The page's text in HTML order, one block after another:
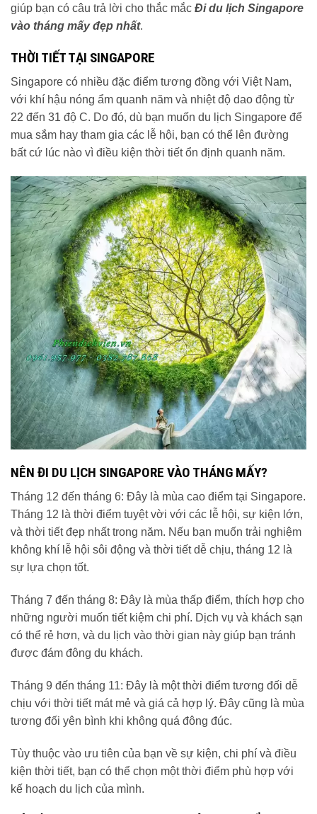
giúp bạn có câu trả lời cho thắc mắc Đi du lịch Singapore
vào tháng mấy đẹp nhất.
THỜI TIẾT TẠI SINGAPORE
Singapore có nhiều đặc điểm tương đồng với Việt Nam,
với khí hậu nóng ẩm quanh năm và nhiệt độ dao động từ
22 đến 31 độ C. Do đó, dù bạn muốn du lịch Singapore để
mua sắm hay tham gia các lễ hội, bạn có thể lên đường
bất cứ lúc nào vì điều kiện thời tiết ổn định quanh năm.
NÊN ĐI DU LỊCH SINGAPORE VÀO THÁNG MẤY?
Tháng 12 đến tháng 6: Đây là mùa cao điểm tại Singapore.
Tháng 12 là thời điểm tuyệt vời với các lễ hội, sự kiện lớn,
và thời tiết đẹp nhất trong năm. Nếu bạn muốn trải nghiệm
không khí lễ hội sôi động và thời tiết dễ chịu, tháng 12 là
sự lựa chọn tốt.
Tháng 7 đến tháng 8: Đây là mùa thấp điểm, thích hợp cho
những người muốn tiết kiệm chi phí. Dịch vụ và khách sạn
có thể rẻ hơn, và du lịch vào thời gian này giúp bạn tránh
được đám đông du khách.
Tháng 9 đến tháng 11: Đây là một thời điểm tương đối dễ
chịu với thời tiết mát mẻ và giá cả hợp lý. Đây cũng là mùa
tương đối yên bình khi không quá đông đúc.
Tùy thuộc vào ưu tiên của bạn về sự kiện, chi phí và điều
kiện thời tiết, bạn có thể chọn một thời điểm phù hợp với
kế hoạch du lịch của mình.